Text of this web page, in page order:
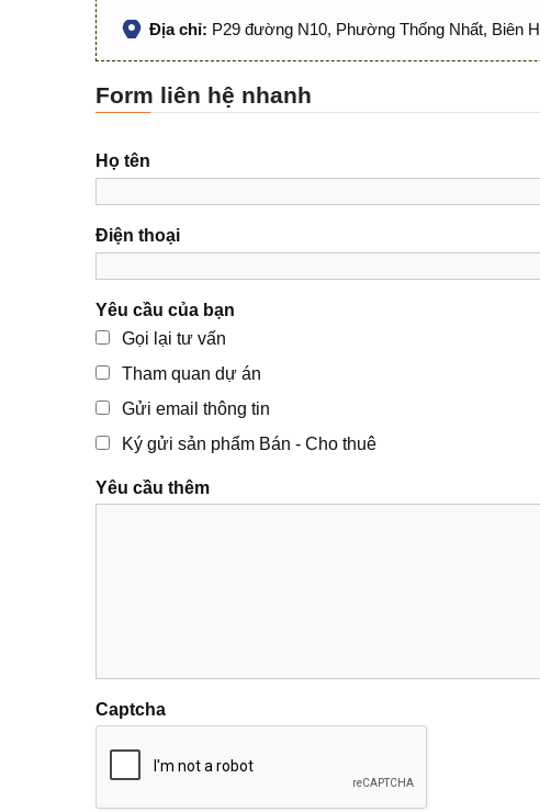
Địa chỉ: P29 đường N10, Phường Thống Nhất, Biên
Form liên hệ nhanh
Họ tên
Điện thoại
Yêu cầu của bạn
Gọi lại tư vấn
Tham quan dự án
Gửi email thông tin
Ký gửi sản phẩm Bán - Cho thuê
Yêu cầu thêm
Captcha